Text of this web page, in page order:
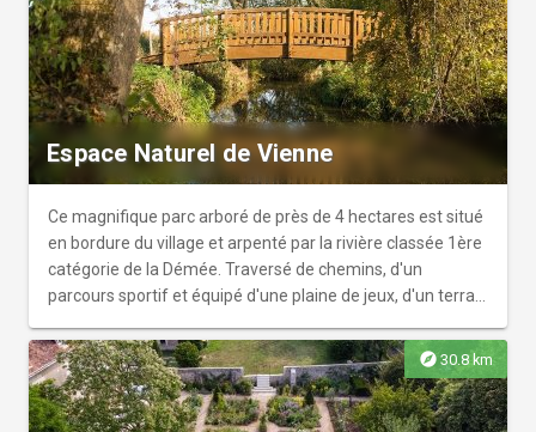
plantations, renouvelées au printemps et en été,
nécessitent la mise en place de 130 000 plants de fleurs,
cultivés sur le domaine, par l’équipe de jardiniers. Le jardin
vert, conçu à son origine par Bernard Palissy et qui s’étend
devant l’Orangerie, est constitué d’arbres de collection de
grande envergure, dont le magnifique chêne vert
bicentenaire.
Espace Naturel de Vienne
Ce magnifique parc arboré de près de 4 hectares est situé
en bordure du village et arpenté par la rivière classée 1ère
catégorie de la Démée. Traversé de chemins, d'un
parcours sportif et équipé d'une plaine de jeux, d'un terrain
permettra à petits et grands de passer un agréable
moment au milieu d'une nature préservée.
explore 30.8 km